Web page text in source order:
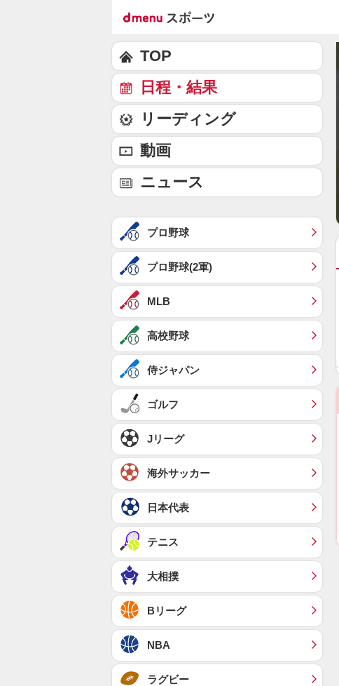
TOP
日程・結果
リーディング
動画
ニュース
プロ野球
プロ野球(2軍)
MLB
高校野球
侍ジャパン
ゴルフ
Jリーグ
海外サッカー
日本代表
テニス
大相撲
Bリーグ
NBA
ラグビー